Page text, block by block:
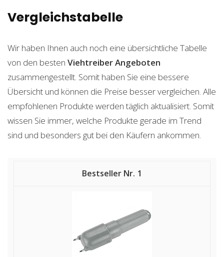
Vergleichstabelle
Wir haben Ihnen auch noch eine übersichtliche Tabelle
von den besten ViehtreiberAngeboten
zusammengestellt. Somit haben Sie eine bessere
Übersicht und können die Preise besser vergleichen. Alle
empfohlenen Produkte werden täglich aktualisiert. Somit
wissen Sie immer, welche Produkte gerade im Trend
sind und besonders gut bei den Käufern ankommen.
1